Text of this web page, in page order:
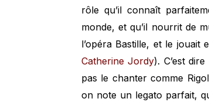
rôle qu’il connaît
monde, et qu’il nourrit de
l’opéra Bastille, et le jouait
Catherine Jordy). C’est
pas le chanter comme
on note un legato parfait,